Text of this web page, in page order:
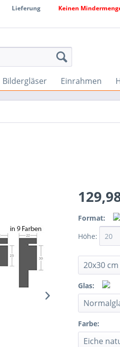
Lieferung
Keinen
Bildergläser Einrahmen
Format:
Höhe:
Glas:
Farbe: